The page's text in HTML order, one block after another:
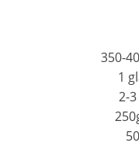
350-
1
2-